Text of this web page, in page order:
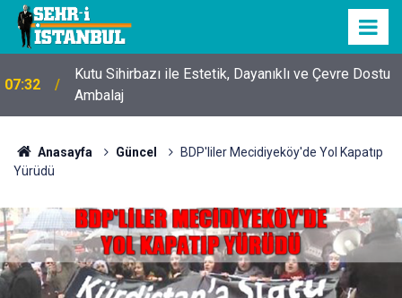
07:32
Kutu Sihirbazı ile Estetik, Dayanıklı ve Çevre Dostu
Ambalaj
Anasayfa Güncel
BDP'liler Mecidiyeköy'de Yol Kapatıp
Yürüdü